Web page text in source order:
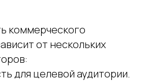
коммерческого
от нескольких
для целевой аудитории.